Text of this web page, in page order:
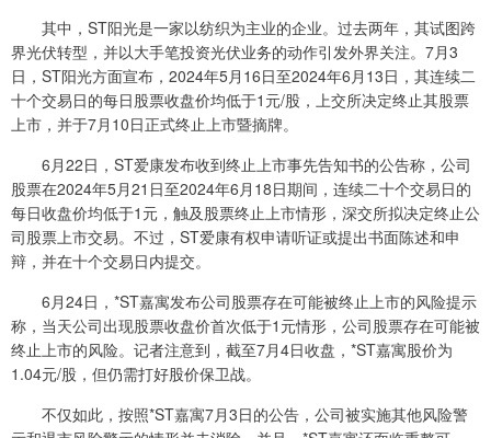
其中，ST阳光是一家以纺织为主业的企业。过去两年，其试图跨
界光伏转型，并以大手笔投资光伏业务的动作引发外界关注。7月3
日，ST阳光方面宣布，2024年5月16日至2024年6月13日，其连续二
十个交易日的每日股票收盘价均低于1元/股，上交所决定终止其股票
上市，并于7月10日正式终止上市暨摘牌。
6月22日，ST爱康发布收到终止上市事先告知书的公告称，公司
股票在2024年5月21日至2024年6月18日期间，连续二十个交易日的
每日收盘价均低于1元，触及股票终止上市情形，深交所拟决定终止公
司股票上市交易。不过，ST爱康有权申请听证或提出书面陈述和申
辩，并在十个交易日内提交。
6月24日，*ST嘉寓发布公司股票存在可能被终止上市的风险提示
称，当天公司出现股票收盘价首次低于1元情形，公司股票存在可能被
终止上市的风险。记者注意到，截至7月4日收盘，*ST嘉寓股价为
1.04元/股，但仍需打好股价保卫战。
不仅如此，按照*ST嘉寓7月3日的公告，公司被实施其他风险警